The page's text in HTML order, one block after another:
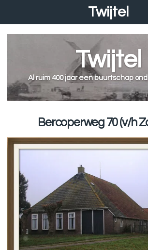
Twijtel
Twijtel
Al ruim 400 jaar een buurtschap
Bercoperweg 70 (v/h